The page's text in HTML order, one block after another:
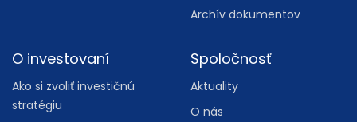
Archív dokumentov
O investovaní
Ako si zvoliť investičnú
stratégiu
Spoločnosť
Aktuality
O nás